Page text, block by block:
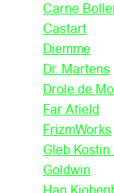
Carne
Castart
Diemme
Dr. Martens
Drole de
Far Afield
FrizmWorks
Gleb Kostin
Goldwin